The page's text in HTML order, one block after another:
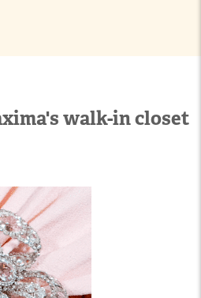
walk-in closet